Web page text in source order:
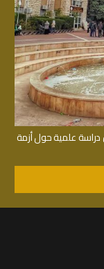
علمية حول أزمة